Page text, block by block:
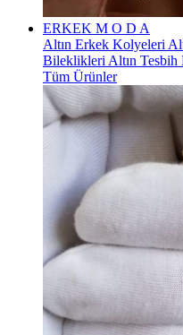
ERKEK M O D A
Altın Erkek Kolyeleri
Bileklikleri Altın
Tüm Ürünler